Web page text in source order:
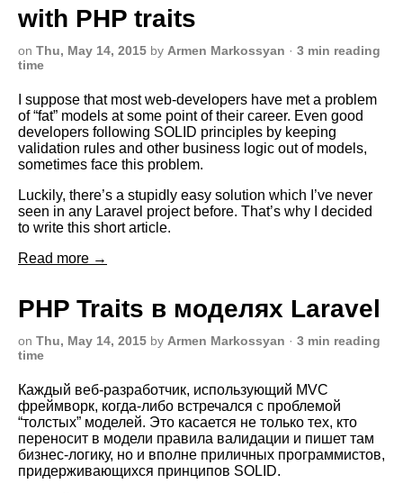
with PHP traits
on Thu, May 14, 2015 by Armen Markossyan · 3 min reading
time
I suppose that most web-developers have met a problem
of “fat” models at some point of their career. Even good
developers following SOLID principles by keeping
validation rules and other business logic out of models,
sometimes face this problem.
Luckily, there’s a stupidly easy solution which I’ve never
seen in any Laravel project before. That’s why I decided
to write this short article.
Read more →
PHP Traits в моделях Laravel
on Thu, May 14, 2015 by Armen Markossyan · 3 min reading
time
Каждый веб-разработчик, использующий MVC
фреймворк, когда-либо встречался с проблемой
“толстых” моделей. Это касается не только тех, кто
переносит в модели правила валидации и пишет там
бизнес-логику, но и вполне приличных программистов,
придерживающихся принципов SOLID.